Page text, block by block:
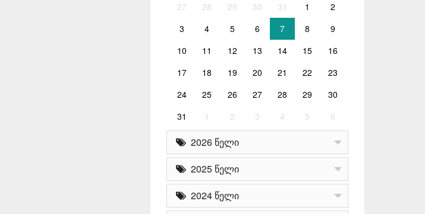
27 28 29 30 31 1
2
3
4 5 6 7 8
9
10
11 12 13 14 15
16
17
18 19 20 21 22
23
24
25 26 27 28 29
30
31
1 2 3 4 5 6
2026 წელი
2025 წელი
2024 წელი